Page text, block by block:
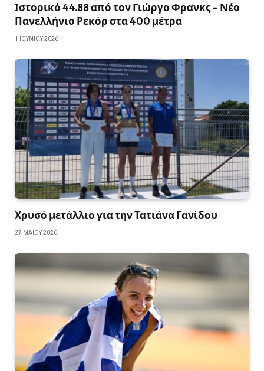
Ιστορικό 44.88 από τον Γιώργο Φρανκς – Νέο
Πανελλήνιο Ρεκόρ στα 400 μέτρα
1 ΙΟΥΝΊΟΥ 2026
Χρυσό μετάλλιο για την Τατιάνα Γανίδου
27 ΜΑΪ́ΟΥ 2026